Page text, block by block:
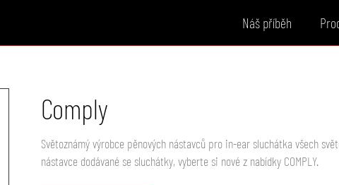
Náš příběh
Comply
Světoznámý výrobce pěnových nástavců pro in-ear sluchátka všech
nástavce dodávané se sluchátky, vyberte si nové z nabídky COMPLY.